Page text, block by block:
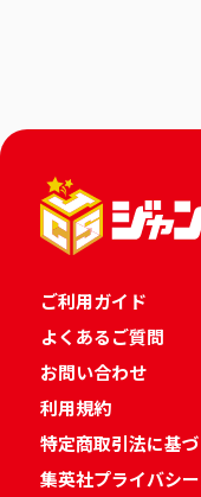
ご利用ガイド
よくあるご質問
お問い合わせ
利用規約
特定商取引法に基
集英社プライバシ